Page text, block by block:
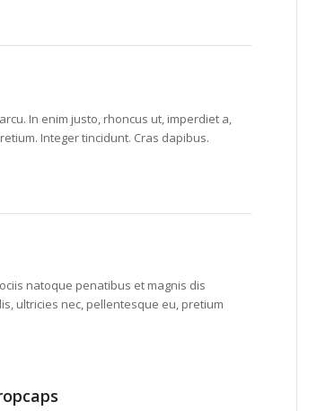
In enim justo, rhoncus ut, imperdiet a,
Integer tincidunt. Cras dapibus.
natoque penatibus et magnis dis
ultricies nec, pellentesque eu, pretium